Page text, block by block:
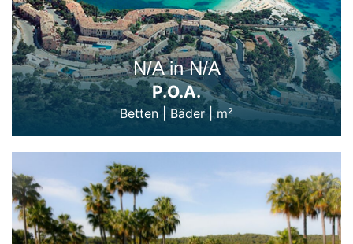
N/A in N/A
P.O.A.
Betten | Bäder| m²